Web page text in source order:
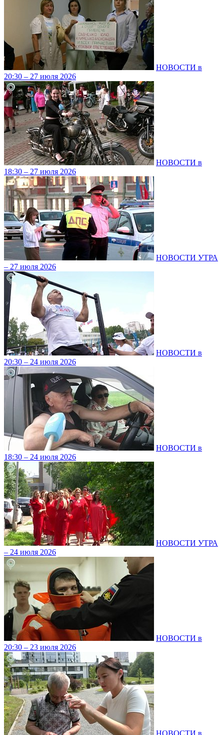
НОВОСТИ в
20:30 – 27 июля 2026
НОВОСТИ в
18:30 – 27 июля 2026
НОВОСТИ УТРА
– 27 июля 2026
НОВОСТИ в
20:30 – 24 июля 2026
НОВОСТИ в
18:30 – 24 июля 2026
НОВОСТИ УТРА
– 24 июля 2026
НОВОСТИ в
20:30 – 23 июля 2026
НОВОСТИ в